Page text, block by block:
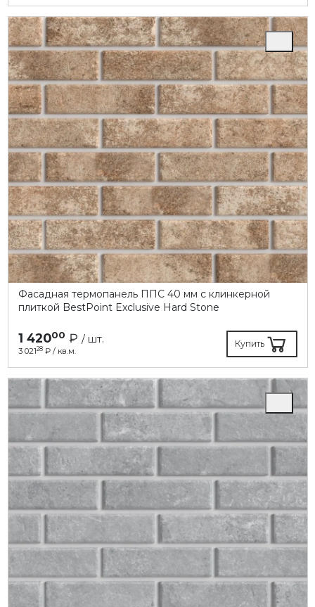
Фасадная термопанель ППC 40 мм с клинкерной
плиткой BestPoint Exclusive Hard Stone
1 42000 ₽ / шт.
3 02128₽ / кв.м.
Купить